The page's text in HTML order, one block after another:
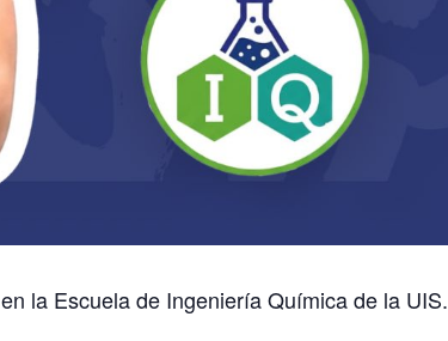
la Escuela de Ingeniería Química de la UIS.